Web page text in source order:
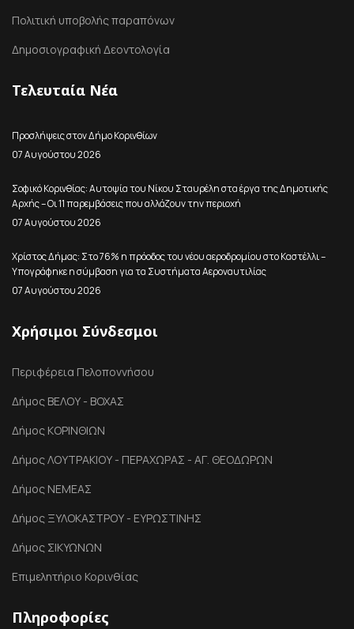
Πολιτική υποβολής παραπόνων
Δημοσιογραφική Δεοντολογία
Τελευταία Νέα
Προσλήψεις στον Δήμο Κορινθίων
07 Αυγούστου 2026
Σοφικό Κορινθίας: Αυτοψία του Νίκου Σταυρέλη στα έργα της Δημοτικής
Αρχής – Οι 11 παρεμβάσεις που αλλάζουν την περιοχή
07 Αυγούστου 2026
Χρίστος Δήμας: Στο 76% η πρόοδος του νέου αεροδρομίου στο Καστέλλι –
Υπογράφηκε η σύμβαση για τα Συστήματα Αεροναυτιλίας
07 Αυγούστου 2026
Χρήσιμοι Σύνδεσμοι
Περιφέρεια Πελοποννήσου
Δήμος ΒΕΛΟΥ - ΒΟΧΑΣ
Δήμος ΚΟΡΙΝΘΙΩΝ
Δήμος ΛΟΥΤΡΑΚΙΟΥ - ΠΕΡΑΧΩΡΑΣ - ΑΓ. ΘΕΟΔΩΡΩΝ
Δήμος ΝΕΜΕΑΣ
Δήμος ΞΥΛΟΚΑΣΤΡΟΥ - ΕΥΡΩΣΤΙΝΗΣ
Δήμος ΣΙΚΥΩΝΩΝ
Επιμελητήριο Κορινθίας
Πληροφορίες